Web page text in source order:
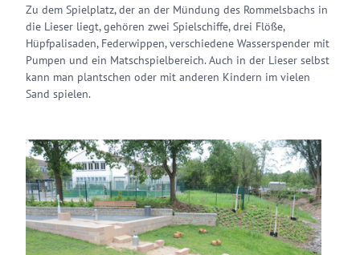
Zu dem Spielplatz, der an der Mündung des Rommelsbachs in
die Lieser liegt, gehören zwei Spielschiffe, drei Flöße,
Hüpfpalisaden, Federwippen, verschiedene Wasserspender mit
Pumpen und ein Matschspielbereich. Auch in der Lieser selbst
kann man plantschen oder mit anderen Kindern im vielen
Sand spielen.